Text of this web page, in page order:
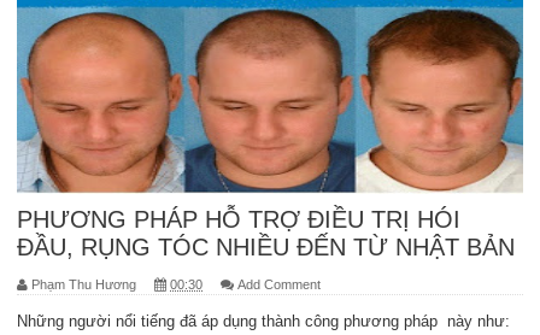
PHƯƠNG PHÁP HỖ TRỢ ĐIỀU TRỊ HÓI
ĐẦU, RỤNG TÓC NHIỀU ĐẾN TỪ NHẬT BẢN
Phạm Thu Hương 00:30 Add Comment
Những người nổi tiếng đã áp dụng thành công phương pháp này như: